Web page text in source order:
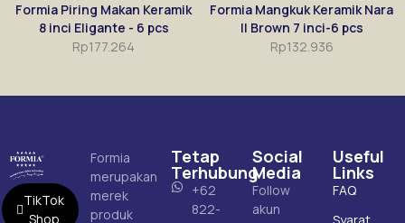
Formia Piring Makan Keramik
8 inci Eligante - 6 pcs
Rp177.264
Formia Mangkuk Keramik Nara
II Brown 7 inci-6 pcs
Rp132.936
TikTok
Shop
Formia
merupakan
merek
produk
Tetap
Terhubung
+62
822-
Social
Media
Follow
akun
Useful
Links
FAQ